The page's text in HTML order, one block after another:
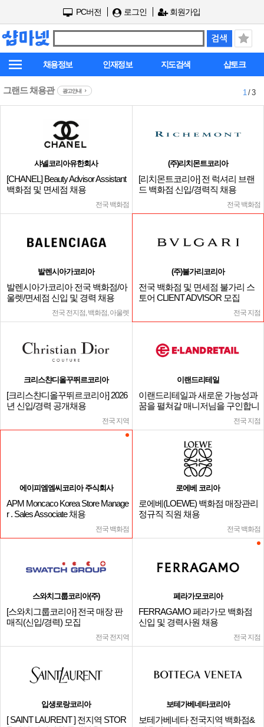
PC버전 로그인 회원가입
채용정보 인재정보 지도검색 샵토크
그랜드 채용관 광고안내 1/ 3
샤넬코리아유한회사
[CHANEL] Beauty Advisor Assistant
백화점 및 면세점 채용
전국 백화점
(주)리치몬트코리아
[리치몬트코리아] 전 럭셔리 브랜
드 백화점 신입/경력직 채용
전국 백화점
발렌시아가코리아
발렌시아가코리아 전국 백화점/아
울렛/면세점 신입 및 경력 채용
전국 전지점, 백화점, 아울렛
(주)불가리코리아
전국 백화점 및 면세점 불가리 스
토어 CLIENT ADVISOR 모집
전국 지점
크리스챤디올꾸뛰르코리아
[크리스챤디올꾸뛰르코리아] 2026
년 신입/경력 공개채용
전국 지역
이랜드리테일
이랜드리테일과 새로운 가능성과
꿈을 펼쳐갈 매니저님을 구인합니
전국 지점
에이피엠엠씨코리아 주식회사
APM Moncaco Korea Store Manage
r . Sales Associate 채용
전국 백화점
로에베 코리아
로에베(LOEWE) 백화점 매장관리
정규직 직원 채용
전국 백화점
스와치그룹코리아(주)
[스와치그룹코리아] 전국 매장 판
매직(신입/경력) 모집
전국 전지역
페라가모코리아
FERRAGAMO 페라가모 백화점
신입 및 경력사원 채용
전국 지점
입생로랑코리아
[ SAINT LAURENT ] 전지역 STOR
보테가베네타코리아
보테가베네타 전국지역 백화점&